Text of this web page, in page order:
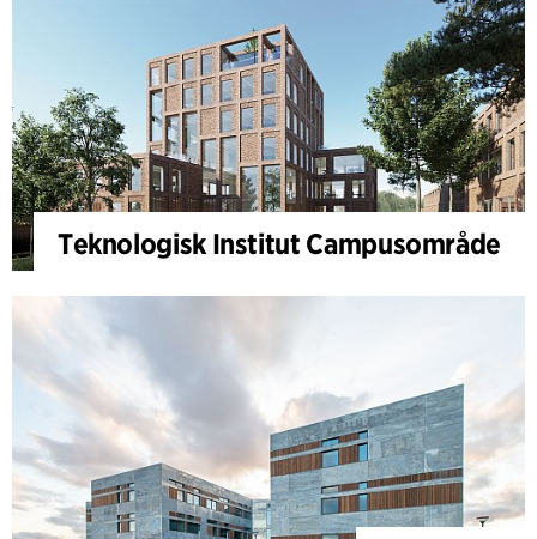
Teknologisk Institut Campusområde